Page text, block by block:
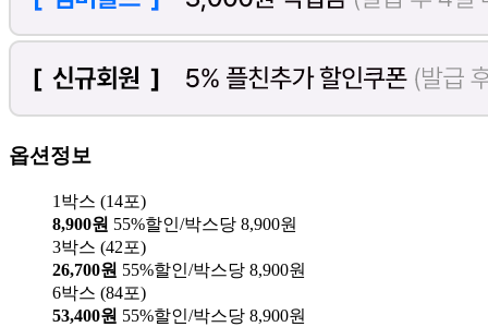
옵션정보
1박스 (14포)
8,900원 55%할인/박스당 8,900원
3박스 (42포)
26,700원 55%할인/박스당 8,900원
6박스 (84포)
53,400원 55%할인/박스당 8,900원